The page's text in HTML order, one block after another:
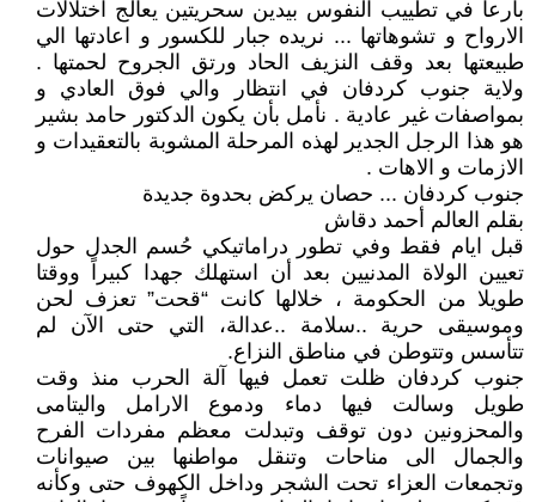
بارعاً في تطييب النفوس بيدين سحريتين يعالج اختلالات
الارواح و تشوهاتها ... نريده جبار للكسور و اعادتها الي
طبيعتها بعد وقف النزيف الحاد ورتق الجروح لحمتها .
ولاية جنوب كردفان في انتظار والي فوق العادي و
بمواصفات غير عادية . نأمل بأن يكون الدكتور حامد بشير
هو هذا الرجل الجدير لهذه المرحلة المشوبة بالتعقيدات و
الازمات و الاهات .
جنوب كردفان ... حصان يركض بحدوة جديدة
بقلم العالم أحمد دقاش
قبل ايام فقط وفي تطور دراماتيكي حُسم الجدل حول
تعيين الولاة المدنيين بعد أن استهلك جهدا كبيراً ووقتا
طويلا من الحكومة ، خلالها كانت “قحت” تعزف لحن
وموسيقى حرية ..سلامة ..عدالة، التي حتى الآن لم
تتأسس وتتوطن في مناطق النزاع.
جنوب كردفان ظلت تعمل فيها آلة الحرب منذ وقت
طويل وسالت فيها دماء ودموع الارامل واليتامى
والمحزونين دون توقف وتبدلت معظم مفردات الفرح
والجمال الى مناحات وتنقل مواطنها بين صيوانات
وتجمعات العزاء تحت الشجر وداخل الكهوف حتى وكأنه